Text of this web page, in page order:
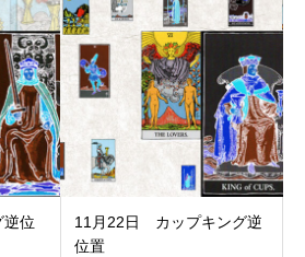
逆位
11月22日 カップキング逆
位置